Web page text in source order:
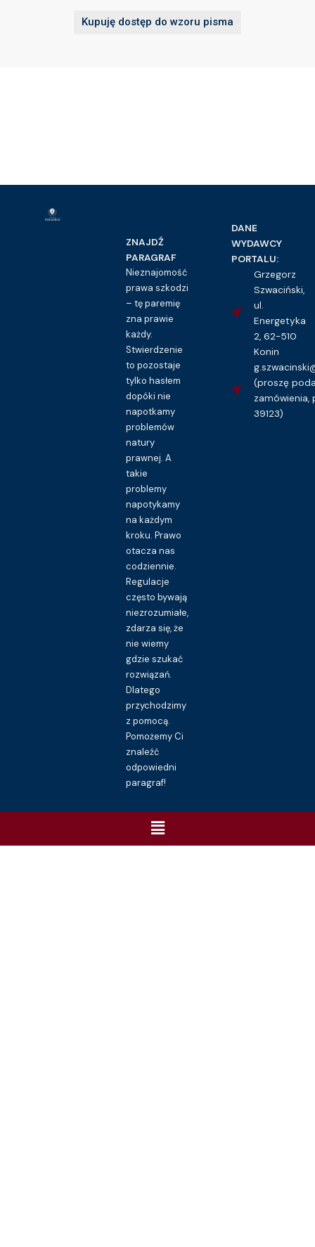
Kupuję dostęp do wzoru pisma
ZNAJDŹ
PARAGRAF
Nieznajomość
prawa szkodzi
– tę paremię
zna prawie
każdy.
Stwierdzenie
to pozostaje
tylko hasłem
dopóki nie
napotkamy
problemów
natury
prawnej. A
takie
problemy
napotykamy
na każdym
kroku. Prawo
otacza nas
codziennie.
Regulacje
często bywają
niezrozumiałe,
zdarza się, że
nie wiemy
gdzie szukać
rozwiązań.
Dlatego
przychodzimy
z pomocą.
Pomożemy Ci
znaleźć
odpowiedni
paragraf!
DANE
WYDAWCY
PORTALU:
Grzegorz
Szwaciński,
ul.
Energetyka
2, 62-510
Konin
(proszę
zamówienia,
39123)
Menu